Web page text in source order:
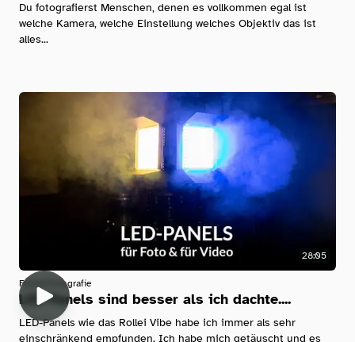
Du fotografierst Menschen, denen es vollkommen egal ist
welche Kamera, welche Einstellung welches Objektiv das ist
alles...
28:05
Filmen Fotografie
LED Panels sind besser als ich dachte....
LED-Panels wie das Rollei Vibe habe ich immer als sehr
einschränkend empfunden. Ich habe mich getäuscht und es